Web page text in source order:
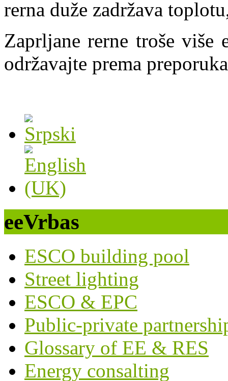
rerna duže zadržava
Zaprljane rerne troše
održavajte prema
eeVrbas
ESCO building pool
Street lighting
ESCO & EPC
Public-private
Glossary of EE & RES
Energy consalting